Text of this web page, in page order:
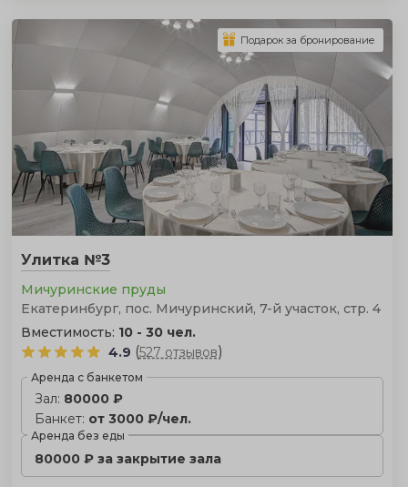
Улитка №3
Мичуринские пруды
Екатеринбург, пос. Мичуринский, 7-й участок, стр. 4
Вместимость: 10 - 30 чел.
4.9 (527 отзывов)
Аренда с банкетом
Зал: 80000 ₽
Банкет: от 3000 ₽/чел.
Аренда без еды
80000 ₽ за закрытие зала
Подарок за бронирование